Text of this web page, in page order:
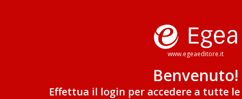
www.egeaeditore.it
Benvenuto!
Effettua il login per accedere a tutte